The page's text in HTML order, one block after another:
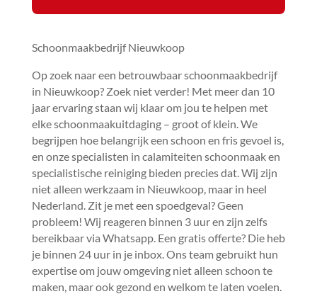
Schoonmaakbedrijf Nieuwkoop
Op zoek naar een betrouwbaar schoonmaakbedrijf
in Nieuwkoop? Zoek niet verder! Met meer dan 10
jaar ervaring staan wij klaar om jou te helpen met
elke schoonmaakuitdaging – groot of klein.​ We
begrijpen hoe belangrijk een schoon en fris gevoel is,
en onze specialisten in calamiteiten schoonmaak en
specialistische reiniging bieden precies dat.​ Wij zijn
niet alleen werkzaam in Nieuwkoop, maar in heel
Nederland.​ Zit je met een spoedgeval? Geen
probleem! Wij reageren binnen 3 uur en zijn zelfs
bereikbaar via Whatsapp.​ Een gratis offerte? Die heb
je binnen 24 uur in je inbox.​ Ons team gebruikt hun
expertise om jouw omgeving niet alleen schoon te
maken, maar ook gezond en welkom te laten voelen.​